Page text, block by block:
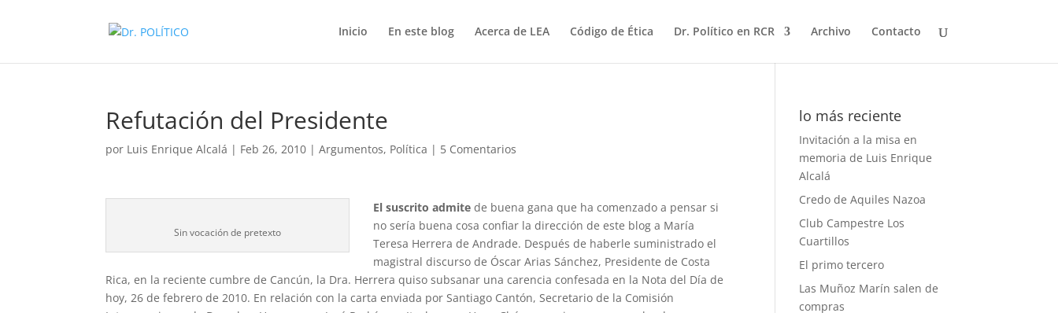
Inicio En este blog Acerca de LEA Código de Ética Dr. Político en RCR Archivo Contacto
Refutación del Presidente
por Luis Enrique Alcalá | Feb 26, 2010 |Argumentos, Política | 5 Comentarios
Sin vocación de pretexto
El suscrito admitede buena gana que ha comenzado a pensar si
no sería buena cosa confiar la dirección de este blog a María
Teresa Herrera de Andrade. Después de haberle suministrado el
magistral discurso de Óscar Arias Sánchez, Presidente de Costa
Rica, en la reciente cumbre de Cancún, la Dra. Herrera quiso subsanar una carencia confesada en la Nota del Día de
hoy, 26 de febrero de 2010. En relación con la carta enviada por Santiago Cantón, Secretario de la Comisión
lo más reciente
Invitación a la misa en
memoria de Luis Enrique
Alcalá
Credo de Aquiles Nazoa
Club Campestre Los
Cuartillos
El primo tercero
Las Muñoz Marín salen de
compras